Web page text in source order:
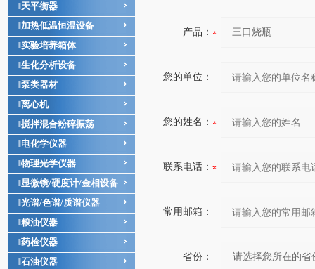
天平衡器
加热低温恒温设备
实验培养箱体
生化分析设备
泵类器材
离心机
搅拌混合粉碎振荡
电化学仪器
物理光学仪器
显微镜/硬度计/金相设备
光谱/色谱/质谱仪器
粮油仪器
药检仪器
石油仪器
产品：
您的单位：
您的姓名：
联系电话：
常用邮箱：
省份：